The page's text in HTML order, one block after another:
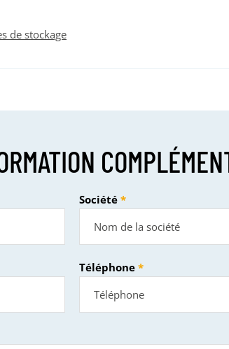
de stockage
Société
Téléphone